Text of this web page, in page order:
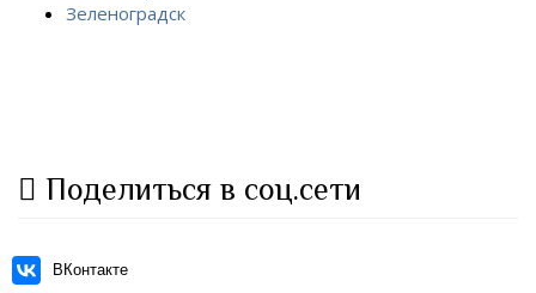
Зеленоградск
Поделиться в соц.сети
ВКонтакте